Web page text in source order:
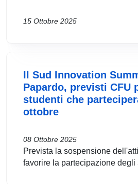
15 Ottobre 2025
Il Sud Innovation
Papardo, previsti CFU
studenti che
ottobre
08 Ottobre 2025
Prevista la sospensione
favorire la partecipazione degli